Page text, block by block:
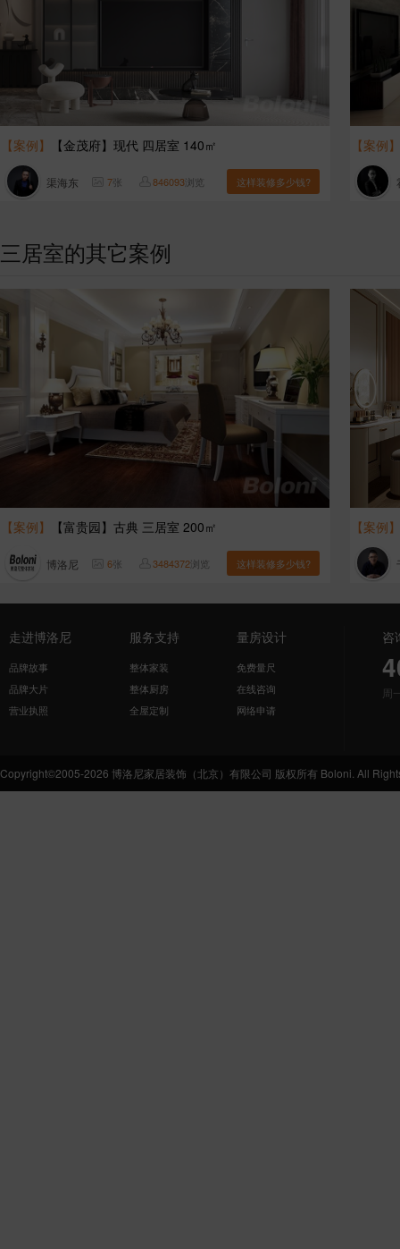
【案例】 【金茂府】现代 四居室 140㎡
渠海东 7张 846093浏览 这样装修多少钱?
【案例】
三居室的其它案例
【案例】 【富贵园】古典 三居室 200㎡
博洛尼 6张 3484372浏览 这样装修多少钱?
【案例】
走进博洛尼
品牌故事
品牌大片
营业执照
服务支持
整体家装
整体厨房
全屋定制
量房设计
免费量尺
在线咨询
网络申请
咨
周
Copyright©2005-2026 博洛尼家居装饰（北京）有限公司 版权所有 Boloni. All